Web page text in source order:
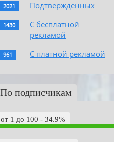
2021 Подтвержденных
1430
С бесплатной
рекламой
961 С платной рекламой
По подписчикам
от 1 до 100 - 34.9%